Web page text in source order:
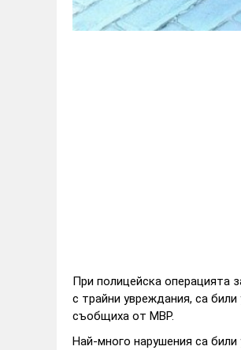
При полицейска операцията
с трайни увреждания, са
съобщиха от МВР.
Най-много нарушения са